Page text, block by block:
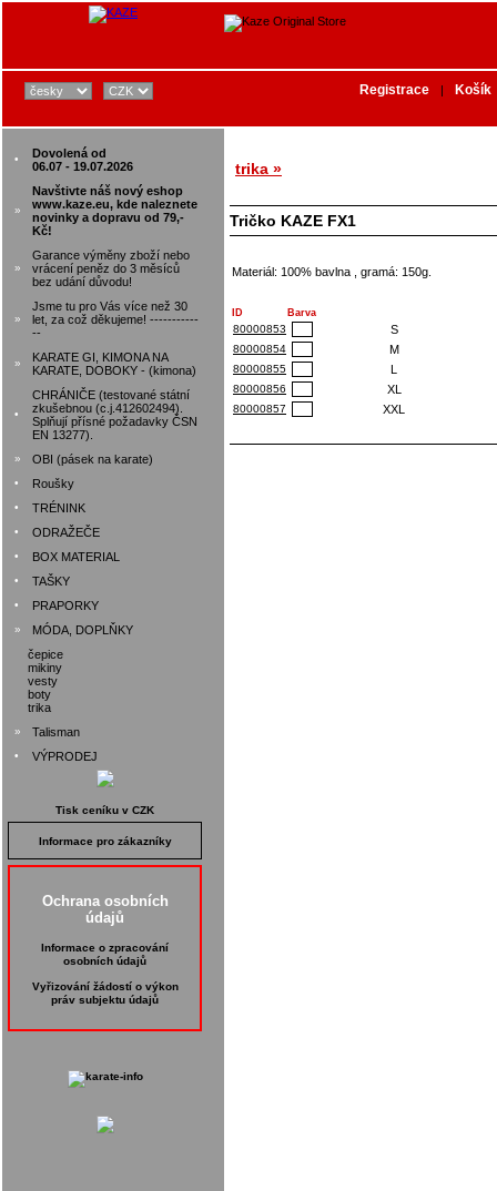
•
Dovolená od
06.07 - 19.07.2026
»
Navštivte náš nový eshop
www.kaze.eu, kde naleznete
novinky a dopravu od 79,-
Kč!
»
Garance výměny zboží nebo
vrácení peněz do 3 měsíců
bez udání důvodu!
»
Jsme tu pro Vás více než 30
let, za což děkujeme! -----------
--
»
KARATE GI, KIMONA NA
KARATE, DOBOKY - (kimona)
•
CHRÁNIČE (testované státní
zkušebnou (c.j.412602494).
Splňují přísné požadavky ČSN
EN 13277).
» OBI (pásek na karate)
• Roušky
• TRÉNINK
• ODRAŽEČE
• BOX MATERIAL
• TAŠKY
• PRAPORKY
»
MÓDA, DOPLŇKY
čepice
mikiny
vesty
boty
trika
» Talisman
• VÝPRODEJ
Tisk ceníku v CZK
Informace pro zákazníky
Ochrana osobních
údajů
Informace o zpracování
osobních údajů
Vyřizování žádostí o výkon
práv subjektu údajů
Registrace | Košík
trika »
Tričko KAZE FX1
Materiál: 100% bavlna , gramá: 150g.
ID Barva
80000853 S
80000854 M
80000855 L
80000856 XL
80000857 XXL